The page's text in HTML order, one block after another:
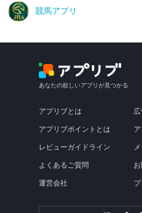
競馬アプリ
あなたの欲しいアプリが見つかる
アプリブとは
アプリブポイントとは
レビューガイドライン
よくあるご質問
運営会社